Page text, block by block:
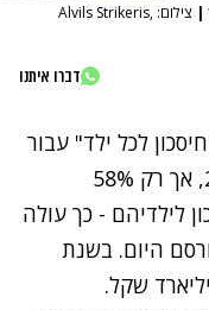
|
צילום: Alvils Strikeris,
דברו איתנו
לכל ילד" עבור
3.6 מיליון ילדים ישראלים מאז 2017, אך רק 58%
לילדיהם - כך עולה
היום. בשנת